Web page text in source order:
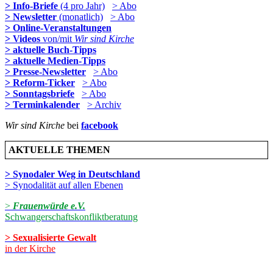
> Info-Briefe (4 pro Jahr)
> Abo
> Newsletter (monatlich)
> Abo
> Online-Veranstaltungen
> Videos von/mit Wir sind Kirche
> aktuelle Buch-Tipps
> aktuelle Medien-Tipps
> Presse-Newsletter
> Abo
> Reform-Ticker
> Abo
> Sonntagsbriefe
> Abo
> Terminkalender
> Archiv
Wir sind Kirche bei facebook
AKTUELLE THEMEN
> Synodaler Weg in Deutschland
> Synodalität auf allen Ebenen
> Frauenwürde e.V.
Schwangerschaftskonfliktberatung
> Sexualisierte Gewalt
in der Kirche